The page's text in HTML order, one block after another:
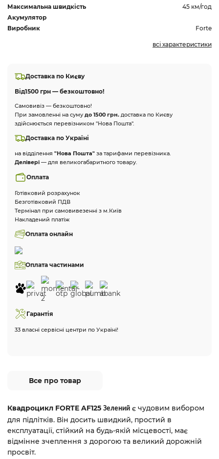
Максимальна швидкість
45 км/год
Акумулятор
Виробник
Forte
всі характеристики
Доставка по Києву
Від1500 грн — безкоштовно!
Самовивіз — безкоштовно!
При замовленні на суму до 1500 грн. доставка по Києву
здійснюється перевізником "Нова Пошта".
Доставка по Україні
на відділення "Нова Пошта" за тарифами перевізника.
Делівері — для великогабаритного товару.
Оплата
Готівковий розрахунок
Безготівковий ПДВ
Термінал при самовивезенні з м.Київ
Накладений платіж
Оплата онлайн
Оплата частинами
Гарантія
33 власні сервісні центри по Україні!
Все про товар
Квадроцикл FORTE AF125 Зелений є чудовим вибором
для підлітків. Він досить швидкий, простий в
експлуатації, стійкий на будь-якій місцевості, має
відмінне зчеплення з дорогою та великий дорожній
просвіт.